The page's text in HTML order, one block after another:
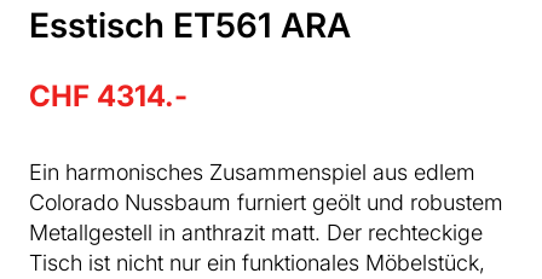
Esstisch ET561 ARA
CHF 4314.-
Ein harmonisches Zusammenspiel aus edlem
Colorado Nussbaum furniert geölt und robustem
Metallgestell in anthrazit matt. Der rechteckige
Tisch ist nicht nur ein funktionales Möbelstück,